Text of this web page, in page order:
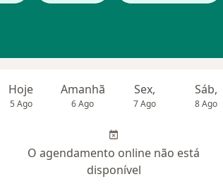
Hoje
5 Ago
Amanhã
6 Ago
Sex,
7 Ago
Sáb,
8 Ago
O agendamento online não está
disponível